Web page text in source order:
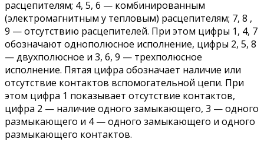
расцепителям; 4, 5, 6 — комбинированным
(электромагнитным у тепловым) расцепителям; 7, 8 ,
9 — отсутствию расцепителей. При этом цифры 1, 4, 7
обозначают однополюсное исполнение, цифры 2, 5, 8
— двухполюсное и 3, 6, 9 — трехполюсное
исполнение. Пятая цифра обозначает наличие или
отсутствие контактов вспомогательной цепи. При
этом цифра 1 показывает отсутствие контактов,
цифра 2 — наличие одного замыкающего, 3 — одного
размыкающего и 4 — одного замыкающего и одного
размыкающего контактов.